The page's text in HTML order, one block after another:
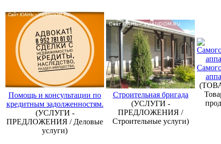
Помощь и консультации по
кредитным задолженностям.
(УСЛУГИ -
ПРЕДЛОЖЕНИЯ / Деловые
услуги)
Строительная бригада
(УСЛУГИ -
ПРЕДЛОЖЕНИЯ /
Строительные услуги)